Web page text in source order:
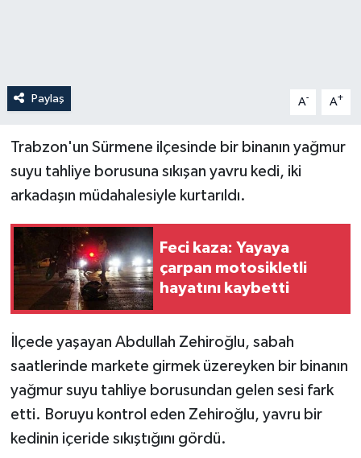
Paylaş A- A+
Trabzon'un Sürmene ilçesinde bir binanın yağmur
suyu tahliye borusuna sıkışan yavru kedi, iki
arkadaşın müdahalesiyle kurtarıldı.
Feci kaza: Yayaya
çarpan motosikletli
hayatını kaybetti
İlçede yaşayan Abdullah Zehiroğlu, sabah
saatlerinde markete girmek üzereyken bir binanın
yağmur suyu tahliye borusundan gelen sesi fark
etti. Boruyu kontrol eden Zehiroğlu, yavru bir
kedinin içeride sıkıştığını gördü.